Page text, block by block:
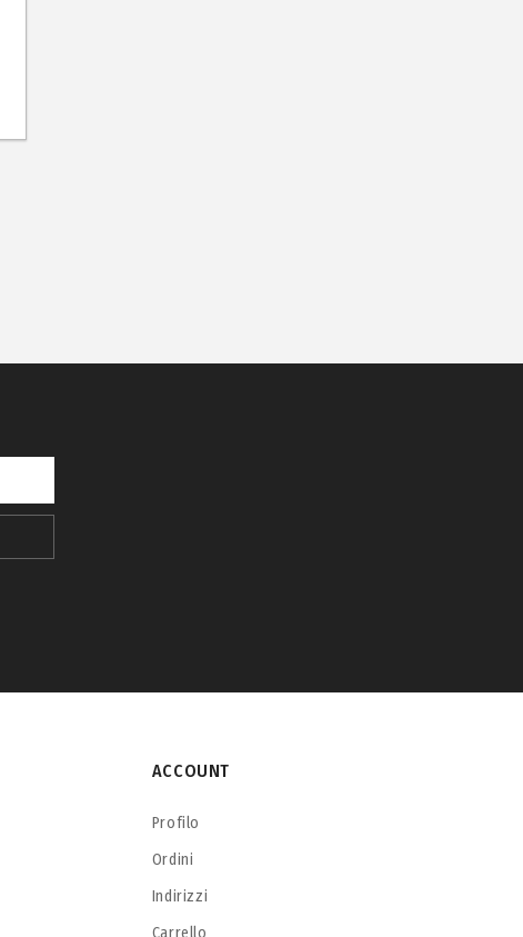
ACCOUNT
Profilo
Ordini
Indirizzi
Carrello